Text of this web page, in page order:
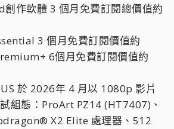
作軟體 3 個月免費訂閱總價值約
3 個月免費訂閱價值約
6個月免費訂閱價值約
於 2026年 4 月以 1080p 影片
組態：ProArt PZ14 (HT7407)、
X2 Elite 處理器、512